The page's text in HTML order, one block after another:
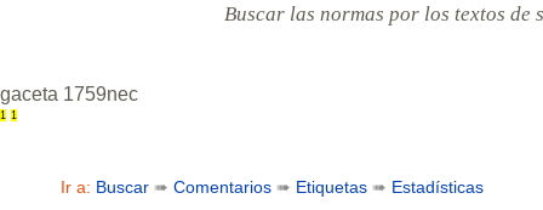
Buscar las normas por los textos de
gaceta 1759nec
1 1
Ir a: Buscar➠ Comentarios➠ Etiquetas➠ Estadísticas